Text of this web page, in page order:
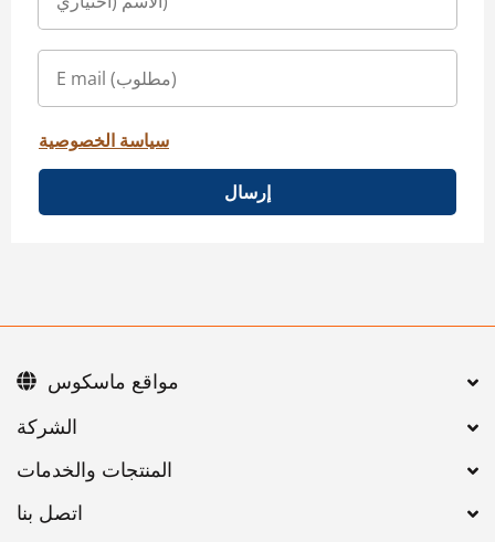
سياسة الخصوصية
إرسال
اتصل بنا
مواقع ماسكوس